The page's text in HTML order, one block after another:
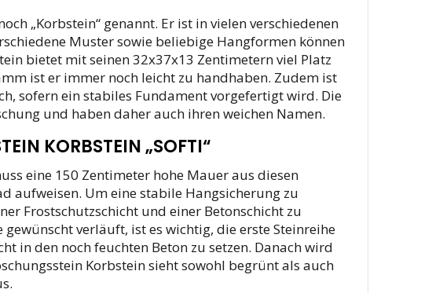
„Korbstein“ genannt. Er ist in vielen verschiedenen
Muster sowie beliebige Hangformen können
bietet mit seinen 32x37x13 Zentimetern viel Platz
ist er immer noch leicht zu handhaben. Zudem ist
sofern ein stabiles Fundament vorgefertigt wird. Die
und haben daher auch ihren weichen Namen.
KORBSTEIN „SOFTI“
eine 150 Zentimeter hohe Mauer aus diesen
aufweisen. Um eine stabile Hangsicherung zu
Frostschutzschicht und einer Betonschicht zu
verläuft, ist es wichtig, die erste Steinreihe
in den noch feuchten Beton zu setzen. Danach wird
Korbstein sieht sowohl begrünt als auch